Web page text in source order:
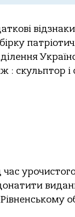
: скульптор
час
Рівненському